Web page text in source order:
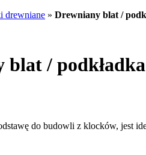
drewniane » Drewniany blat /
/
do budowli z klocków, jest